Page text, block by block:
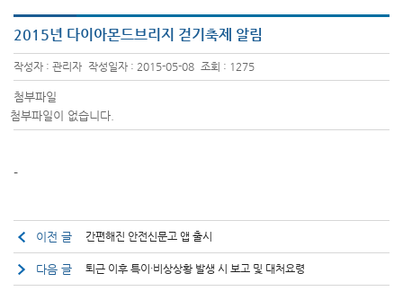
2015년 다이아몬드브리지 걷기축제 알림
작성자 : 관리자 작성일자 : 2015-05-08 조회 : 1275
첨부파일
첨부파일이 없습니다.
-
이전 글 간편해진 안전신문고 앱 출시
다음 글 퇴근 이후 특이·비상상황 발생 시 보고 및 대처요령